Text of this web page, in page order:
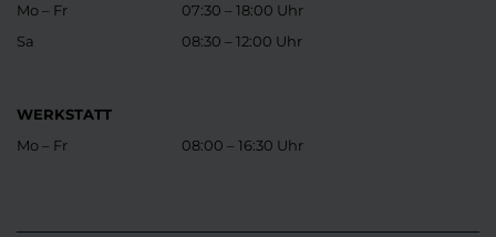
Mo – Fr
Sa
07:30 – 18:00 Uhr
08:30 – 12:00 Uhr
WERKSTATT
Mo – Fr
08:00 – 16:30 Uhr